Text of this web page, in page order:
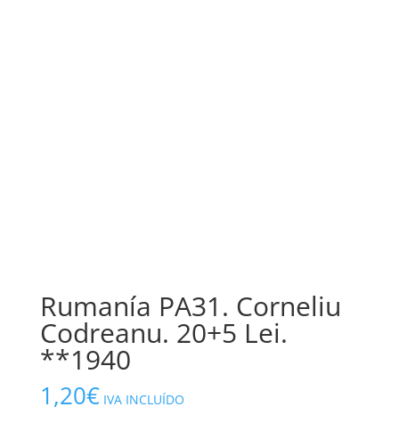
Rumanía PA31. Corneliu
Codreanu. 20+5 Lei.
**1940
1,20€ IVA INCLUÍDO